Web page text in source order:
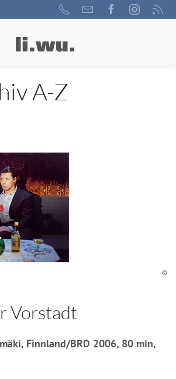
A-Z
©
Vorstadt
Finnland/BRD 2006, 80 min,